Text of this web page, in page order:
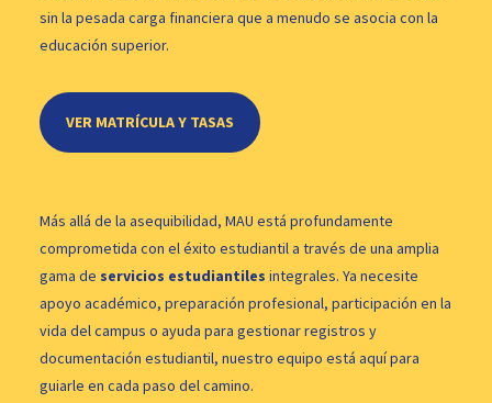
sin la pesada carga financiera que a menudo se asocia con la
educación superior.
VER MATRÍCULA Y TASAS
Más allá de la asequibilidad, MAU está profundamente
comprometida con el éxito estudiantil a través de una amplia
gama de servicios estudiantiles integrales. Ya necesite
apoyo académico, preparación profesional, participación en la
vida del campus o ayuda para gestionar registros y
documentación estudiantil, nuestro equipo está aquí para
guiarle en cada paso del camino.